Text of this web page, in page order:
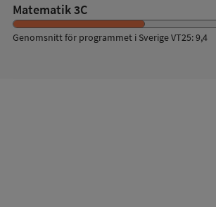
Matematik 3C
Genomsnitt för programmet i Sverige VT25: 9,4